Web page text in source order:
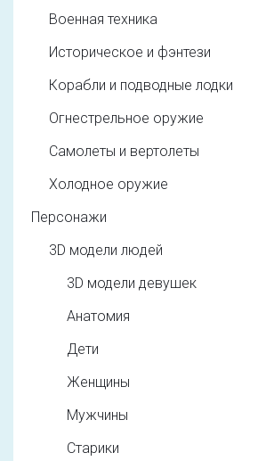
Военная техника
Историческое и фэнтези
Корабли и подводные лодки
Огнестрельное оружие
Самолеты и вертолеты
Холодное оружие
Персонажи
3D модели людей
3D модели девушек
Анатомия
Дети
Женщины
Мужчины
Старики